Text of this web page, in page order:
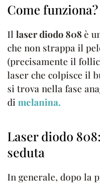
Come funziona?
Il laser diodo 808è
che non strappa il
(precisamente il
laser che colpisce il
si trova nella fase
di melanina.
Laser diodo
seduta
In generale, dopo la